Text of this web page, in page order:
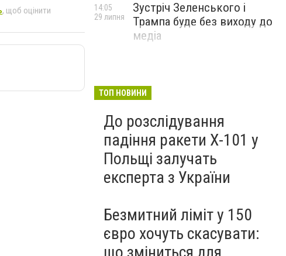
, щоб оцінити
Зустріч Зеленського і
Трампа буде без виходу до
медіа
14:05
29 липня
ТОП НОВИНИ
До розслідування
падіння ракети Х-101 у
Польщі залучать
експерта з України
Безмитний ліміт у 150
євро хочуть скасувати: